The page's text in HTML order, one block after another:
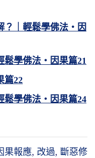
？｜輕鬆學佛法・因
鬆學佛法・因果篇21
篇22
鬆學佛法・因果篇24
果報應, 改過, 斷惡修